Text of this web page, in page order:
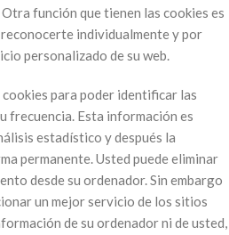
función que tienen las cookies es
reconocerte individualmente y por
personalizado de su web.
para poder identificar las
frecuencia. Esta información es
estadístico y después la
permanente. Usted puede eliminar
desde su ordenador. Sin embargo
un mejor servicio de los sitios
de su ordenador ni de usted,